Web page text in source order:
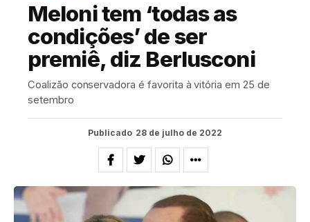
Meloni tem ‘todas as
condições’ de ser
premiê, diz Berlusconi
Coalizão conservadora é favorita à vitória em 25 de
setembro
Publicado 28 de julho de 2022